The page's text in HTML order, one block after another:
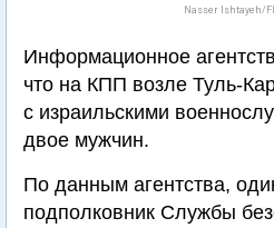
Nasser Ishtayeh/
Информационное
что на КПП возле Туль-
с израильскими
двое мужчин.
По данным агентства,
подполковник Службы